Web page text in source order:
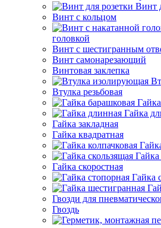
Винт
Винт с кольцом
головкой
Винт с шестигранным
Винт самонарезающий
Винтовая заклепка
Втулка резьбовая
Гайка
Гайка закладная
Гайка квадратная
Гайка
Гайка скоростная
Гайка
Гвозди для
Гвоздь